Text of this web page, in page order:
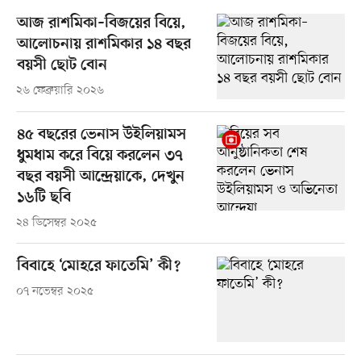
আজ রাশমিকা–বিজয়ের বিয়ে,
আলোচনায় রাশমিকার ১৪ বছর
বয়সী ছোট বোন
২৬ ফেব্রুয়ারি ২০২৬
৪৫ বছরের ভেনাস উইলিয়ামস
ধুমধাম করে বিয়ে করলেন ৩৭
বছর বয়সী আন্দ্রেয়াকে, দেখুন
১৬টি ছবি
২৪ ডিসেম্বর ২০২৫
বিবাহে ‘মোহরে ফাতেমি’ কী?
০৭ নভেম্বর ২০২৫